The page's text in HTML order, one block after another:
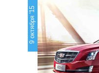
9 октября '15